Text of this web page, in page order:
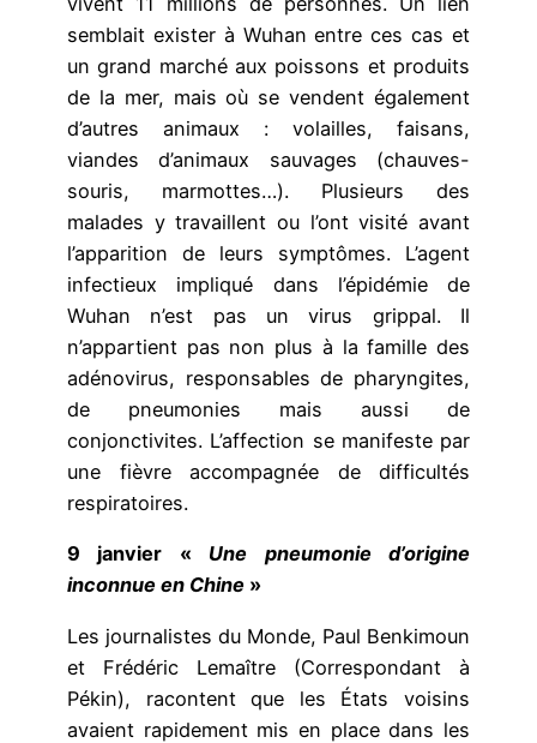
semblait exister à Wuhan entre ces cas et
un grand marché aux poissons et produits
de la mer, mais où se vendent également
d’autres animaux : volailles, faisans,
viandes d’animaux sauvages (chauves-
souris, marmottes…). Plusieurs des
malades y travaillent ou l’ont visité avant
l’apparition de leurs symptômes. L’agent
infectieux impliqué dans l’épidémie de
Wuhan n’est pas un virus grippal. Il
n’appartient pas non plus à la famille des
adénovirus, responsables de pharyngites,
de pneumonies mais aussi de
conjonctivites. L’affection se manifeste par
une fièvre accompagnée de difficultés
respiratoires.
9 janvier « Une pneumonie d’origine
inconnue en Chine »
Les journalistes du Monde, Paul Benkimoun
et Frédéric Lemaître (Correspondant à
Pékin), racontent que les États voisins
avaient rapidement mis en place dans les